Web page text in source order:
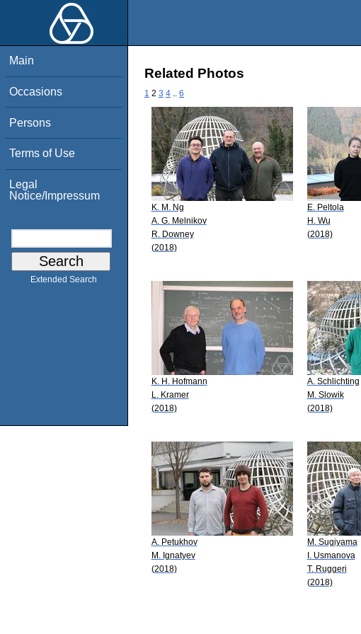
Main
Occasions
Persons
Terms of Use
Legal
Notice/Impressum
Extended Search
Related Photos
1 2 3 4 6
K. M. Ng
A. G. Melnikov
R. Downey
(2018)
E. Peltola
H. Wu
(2018)
K. H. Hofmann
L. Kramer
(2018)
A. Schlichting
M. Slowik
(2018)
A. Petukhov
M. Ignatyev
(2018)
M. Sugiyama
I. Usmanova
T. Ruggeri
(2018)